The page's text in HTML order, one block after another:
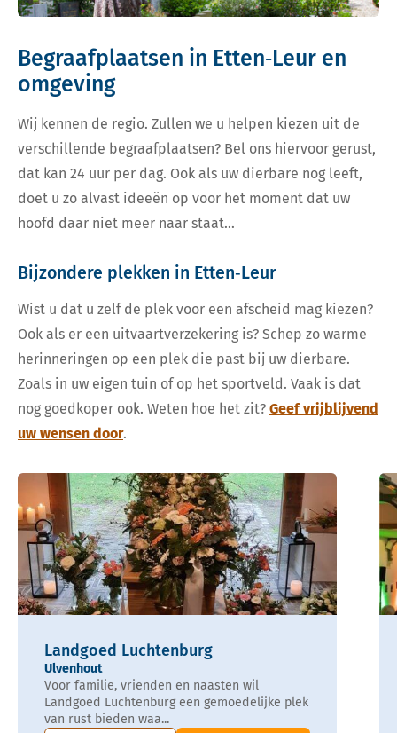
Begraafplaatsen in Etten‑Leur en
omgeving
Wij kennen de regio. Zullen we u helpen kiezen uit de
verschillende begraafplaatsen? Bel ons hiervoor gerust,
dat kan 24 uur per dag. Ook als uw dierbare nog leeft,
doet u zo alvast ideeën op voor het moment dat uw
hoofd daar niet meer naar staat…
Bijzondere plekken in Etten‑Leur
Wist u dat u zelf de plek voor een afscheid mag kiezen?
Ook als er een uitvaartverzekering is? Schep zo warme
herinneringen op een plek die past bij uw dierbare.
Zoals in uw eigen tuin of op het sportveld. Vaak is dat
nog goedkoper ook. Weten hoe het zit? Geef vrijblijvend
uw wensen door.
Landgoed Luchtenburg
Ulvenhout
Voor familie, vrienden en naasten wil
Landgoed Luchtenburg een gemoedelijke plek
van rust bieden waa...